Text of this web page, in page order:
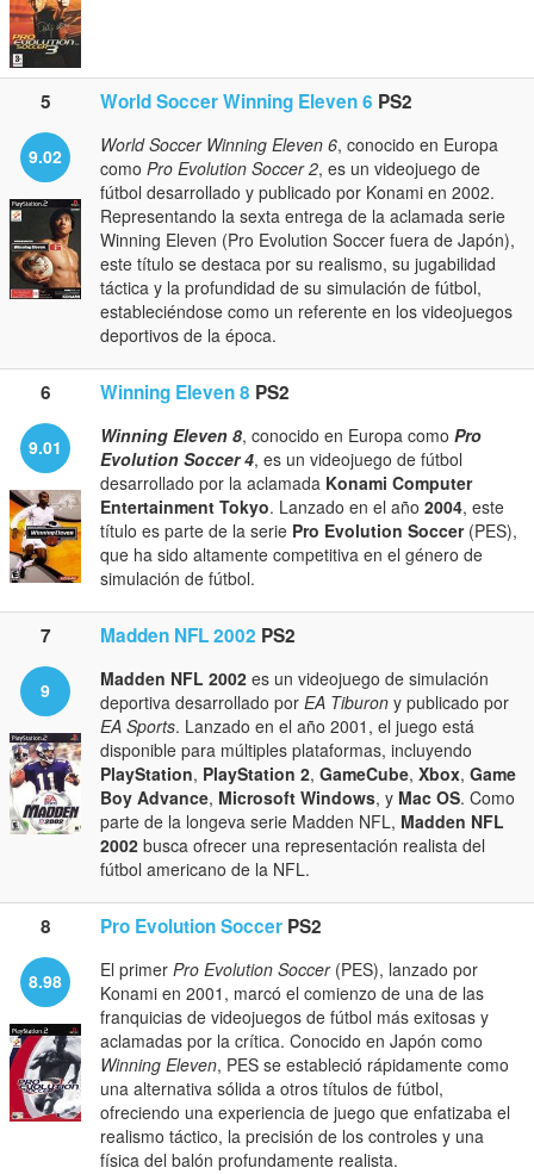
5 World Soccer Winning Eleven 6 PS2
9.02 World Soccer Winning Eleven 6, conocido en Europa
como Pro Evolution Soccer 2, es un videojuego de
fútbol desarrollado y publicado por Konami en 2002.
Representando la sexta entrega de la aclamada serie
Winning Eleven (Pro Evolution Soccer fuera de Japón),
este título se destaca por su realismo, su jugabilidad
táctica y la profundidad de su simulación de fútbol,
estableciéndose como un referente en los videojuegos
deportivos de la época.
6 Winning Eleven 8 PS2
9.01 Winning Eleven 8, conocido en Europa como Pro
Evolution Soccer 4, es un videojuego de fútbol
desarrollado por la aclamada Konami Computer
Entertainment Tokyo. Lanzado en el año 2004, este
título es parte de la serie Pro Evolution Soccer(PES),
que ha sido altamente competitiva en el género de
simulación de fútbol.
7 Madden NFL 2002 PS2
9 Madden NFL 2002 es un videojuego de simulación
deportiva desarrollado por EA Tiburon y publicado por
EA Sports. Lanzado en el año 2001, el juego está
disponible para múltiples plataformas, incluyendo
PlayStation, PlayStation 2, GameCube, Xbox, Game
Boy Advance, Microsoft Windows, y Mac OS. Como
parte de la longeva serie Madden NFL, Madden NFL
2002 busca ofrecer una representación realista del
fútbol americano de la NFL.
8 Pro Evolution Soccer PS2
8.98 El primer Pro Evolution Soccer(PES), lanzado por
Konami en 2001, marcó el comienzo de una de las
franquicias de videojuegos de fútbol más exitosas y
aclamadas por la crítica. Conocido en Japón como
Winning Eleven, PES se estableció rápidamente como
una alternativa sólida a otros títulos de fútbol,
ofreciendo una experiencia de juego que enfatizaba el
realismo táctico, la precisión de los controles y una
física del balón profundamente realista.